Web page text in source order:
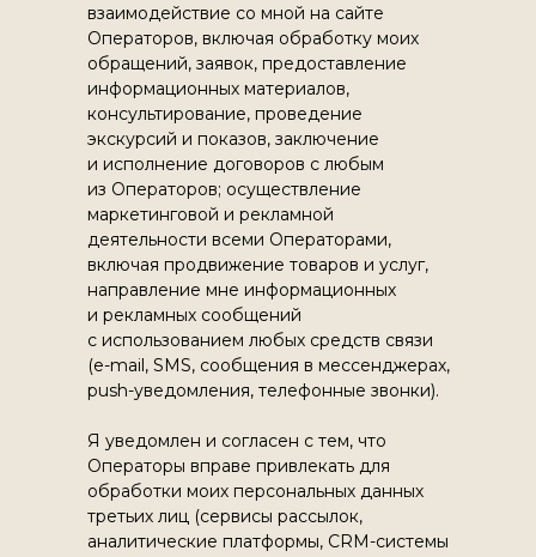
взаимодействие со мной на сайте
Операторов, включая обработку моих
обращений, заявок, предоставление
информационных материалов,
консультирование, проведение
экскурсий и показов, заключение
и исполнение договоров с любым
из Операторов; осуществление
маркетинговой и рекламной
деятельности всеми Операторами,
включая продвижение товаров и услуг,
направление мне информационных
и рекламных сообщений
с использованием любых средств связи
(e-mail, SMS, сообщения в мессенджерах,
push-уведомления, телефонные звонки).
Я уведомлен и согласен с тем, что
Операторы вправе привлекать для
обработки моих персональных данных
третьих лиц (сервисы рассылок,
аналитические платформы, CRM-системы